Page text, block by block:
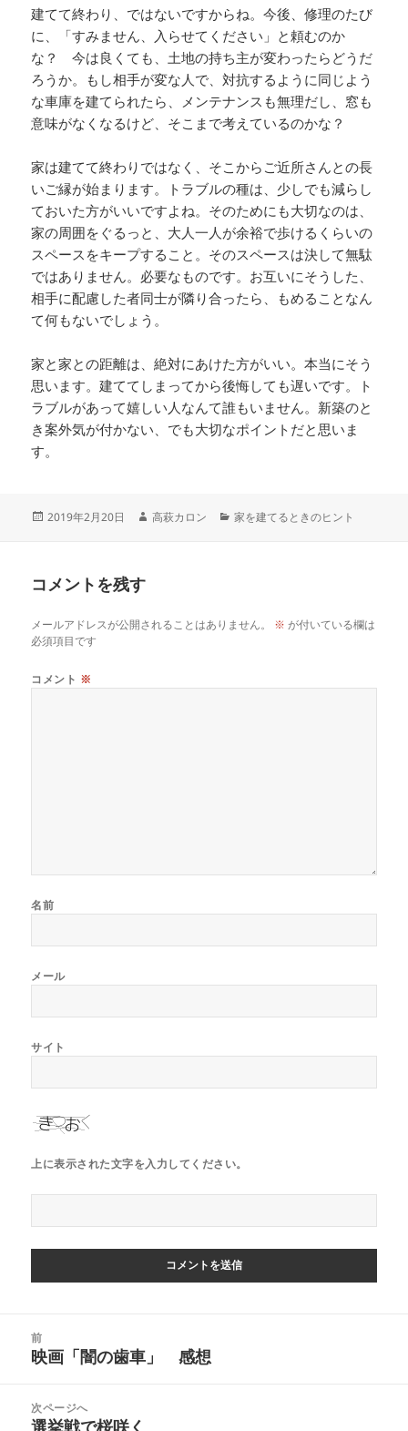
建てて終わり、ではないですからね。今後、修理のたび
に、「すみません、入らせてください」と頼むのか
な？ 今は良くても、土地の持ち主が変わったらどうだ
ろうか。もし相手が変な人で、対抗するように同じよう
な車庫を建てられたら、メンテナンスも無理だし、窓も
意味がなくなるけど、そこまで考えているのかな？
家は建てて終わりではなく、そこからご近所さんとの長
いご縁が始まります。トラブルの種は、少しでも減らし
ておいた方がいいですよね。そのためにも大切なのは、
家の周囲をぐるっと、大人一人が余裕で歩けるくらいの
スペースをキープすること。そのスペースは決して無駄
ではありません。必要なものです。お互いにそうした、
相手に配慮した者同士が隣り合ったら、もめることなん
て何もないでしょう。
家と家との距離は、絶対にあけた方がいい。本当にそう
思います。建ててしまってから後悔しても遅いです。ト
ラブルがあって嬉しい人なんて誰もいません。新築のと
き案外気が付かない、でも大切なポイントだと思いま
す。
2019年2月20日 高萩カロン 家を建てるときのヒント
コメントを残す
メールアドレスが公開されることはありません。 ※ が付いている欄は
必須項目です
コメント ※
名前
メール
サイト
上に表示された文字を入力してください。
前
映画「闇の歯車」 感想
次ページへ
選挙戦で桜咲く